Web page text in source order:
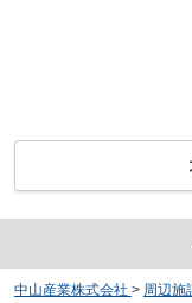
中山産業株式会社 > 周辺施